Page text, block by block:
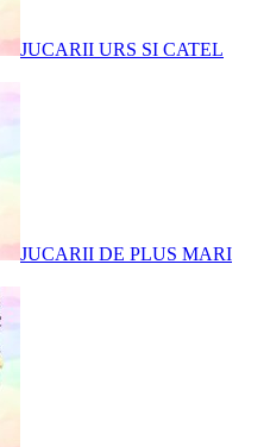
JUCARII URS SI CATEL
JUCARII DE PLUS MARI